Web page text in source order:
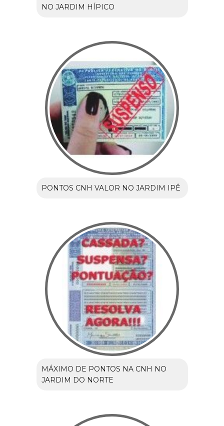
NO JARDIM HÍPICO
PONTOS CNH VALOR NO JARDIM IPÊ
MÁXIMO DE PONTOS NA CNH NO
JARDIM DO NORTE